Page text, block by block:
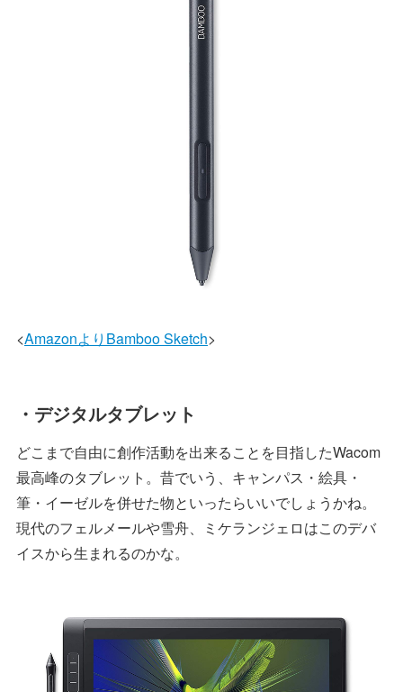
<AmazonよりBamboo Sketch>
・デジタルタブレット
どこまで自由に創作活動を出来ることを目指したWacom
最高峰のタブレット。昔でいう、キャンパス・絵具・
筆・イーゼルを併せた物といったらいいでしょうかね。
現代のフェルメールや雪舟、ミケランジェロはこのデバ
イスから生まれるのかな。